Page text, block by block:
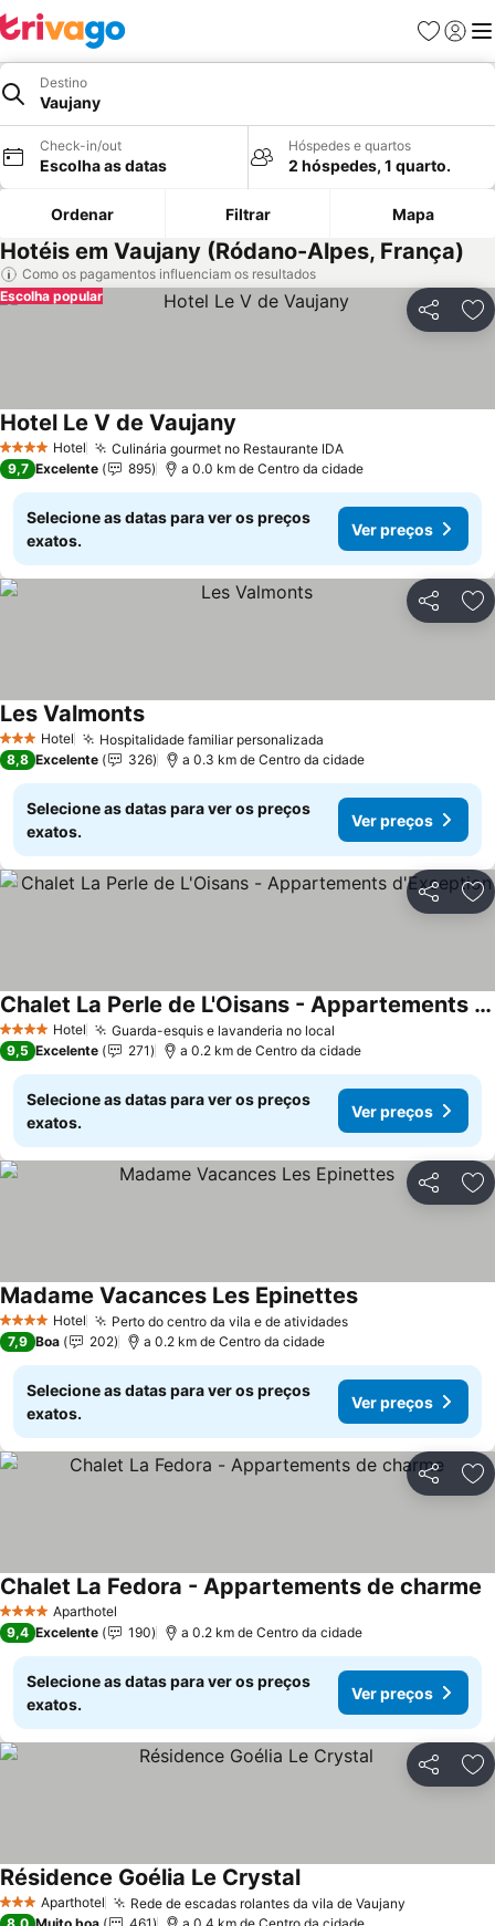
Favoritos
Iniciar
Destino
Vaujany
Check-in/out
Escolha as datas
Hóspedes e quartos
2 hóspedes, 1 quarto.
Ordenar Filtrar Mapa
Hotéis em Vaujany (Ródano-Alpes, França)
Como os pagamentos influenciam os resultados
Partilhar
Escolha popular
4 EstrelasHotel Culinária gourmet no Restaurante IDA
Hotel Le V de Vaujany
9,7 Excelente 895 a 0.0 km de Centro da cidade
Selecione as datas para ver os preços
exatos.
Ver preços
Partilhar
3 EstrelasHotel Hospitalidade familiar personalizada
Les Valmonts
8,8 Excelente 326 a 0.3 km de Centro da cidade
Selecione as datas para ver os preços
exatos.
Ver preços
Partilhar
4 EstrelasHotel Guarda-esquis e lavanderia no local
Chalet La Perle de L'Oisans - Appartements d'Exception
9,5 Excelente 271 a 0.2 km de Centro da cidade
Selecione as datas para ver os preços
exatos.
Ver preços
Partilhar
4 EstrelasHotel Perto do centro da vila e de atividades
Madame Vacances Les Epinettes
7,9 Boa 202 a 0.2 km de Centro da cidade
Selecione as datas para ver os preços
exatos.
Ver preços
Partilhar
4 EstrelasAparthotel
Chalet La Fedora - Appartements de charme
9,4 Excelente 190 a 0.2 km de Centro da cidade
Selecione as datas para ver os preços
exatos.
Ver preços
Partilhar
3 EstrelasAparthotel Rede de escadas rolantes da vila de Vaujany
Résidence Goélia Le Crystal